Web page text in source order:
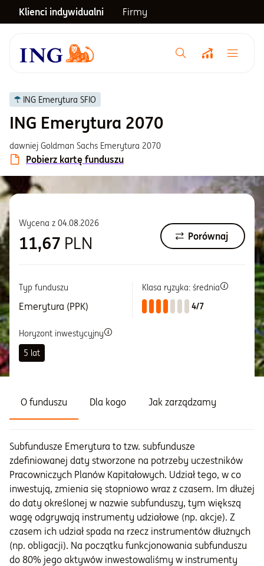
Klienci indywidualni Firmy
Menu główne
Notowania
Inwestycje
Centrum pomocy
Informacje i dokumenty
O nas
Zaloguj
ING Emerytura SFIO
ING Emerytura 2070
dawniej Goldman Sachs Emerytura 2070
Pobierz kartę funduszu
Wycena z 04.08.2026
11,67 PLN Porównaj
Typ funduszu
Emerytura (PPK)
Klasa ryzyka: średnia
4/7
Horyzont inwestycyjny
5 lat
O funduszu Dla kogo Jak zarządzamy
Subfundusze Emerytura to tzw. subfundusze
zdefiniowanej daty stworzone na potrzeby uczestników
Pracowniczych Planów Kapitałowych. Udział tego, w co
inwestują, zmienia się stopniowo wraz z czasem. Im dłużej
do daty określonej w nazwie subfunduszy, tym większą
wagę odgrywają instrumenty udziałowe (np. akcje). Z
czasem ich udział spada na rzecz instrumentów dłużnych
(np. obligacji). Na początku funkcjonowania subfunduszu
do 80% jego aktywów inwestowaliśmy w instrumenty